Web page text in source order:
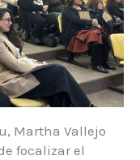
Martha Vallejo
focalizar el